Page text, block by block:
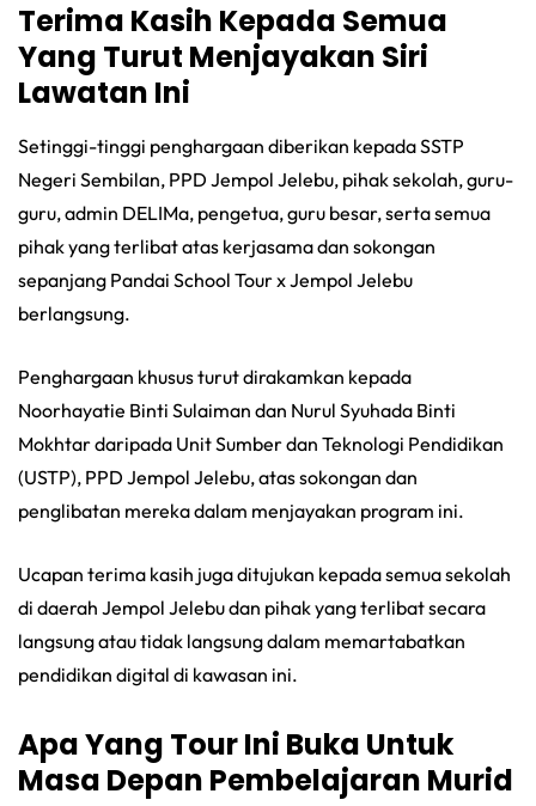
Terima Kasih Kepada Semua
Yang Turut Menjayakan Siri
Lawatan Ini
Setinggi-tinggi penghargaan diberikan kepada SSTP
Negeri Sembilan, PPD Jempol Jelebu, pihak sekolah, guru-
guru, admin DELIMa, pengetua, guru besar, serta semua
pihak yang terlibat atas kerjasama dan sokongan
sepanjang Pandai School Tour x Jempol Jelebu
berlangsung.
Penghargaan khusus turut dirakamkan kepada
Noorhayatie Binti Sulaiman dan Nurul Syuhada Binti
Mokhtar daripada Unit Sumber dan Teknologi Pendidikan
(USTP), PPD Jempol Jelebu, atas sokongan dan
penglibatan mereka dalam menjayakan program ini.
Ucapan terima kasih juga ditujukan kepada semua sekolah
di daerah Jempol Jelebu dan pihak yang terlibat secara
langsung atau tidak langsung dalam memartabatkan
pendidikan digital di kawasan ini.
Apa Yang Tour Ini Buka Untuk
Masa Depan Pembelajaran Murid